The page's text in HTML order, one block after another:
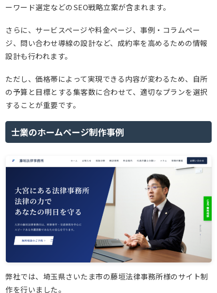
ーワード選定などのSEO戦略立案が含まれます。
さらに、サービスページや料金ページ、事例・コラムペー
ジ、問い合わせ導線の設計など、成約率を高めるための情報
設計も行われます。
ただし、価格帯によって実現できる内容が変わるため、自所
の予算と目標とする集客数に合わせて、適切なプランを選択
することが重要です。
士業のホームページ制作事例
弊社では、埼玉県さいたま市の藤垣法律事務所様のサイト制
作を行いました。